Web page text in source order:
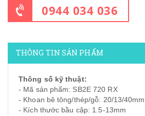
0944 034 036
THÔNG TIN SẢN PHẨM
Thông số kỹ thuật:
- Mã sản phẩm: SB2E 720 RX
- Khoan bê tông/thép/gỗ: 20/13/40mm
- Kích thước bầu cặp: 1.5-13mm